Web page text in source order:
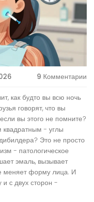
9 Комментарии
как будто вы всю ночь
говорят, что вы
вы этого не помните?
- углы
Это не просто
- патологическое
эмаль, вызывает
меняет форму лица. И
и с двух сторон -